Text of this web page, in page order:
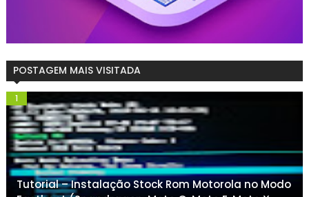
POSTAGEM MAIS VISITADA
Tutorial – Instalação Stock Rom Motorola no Modo